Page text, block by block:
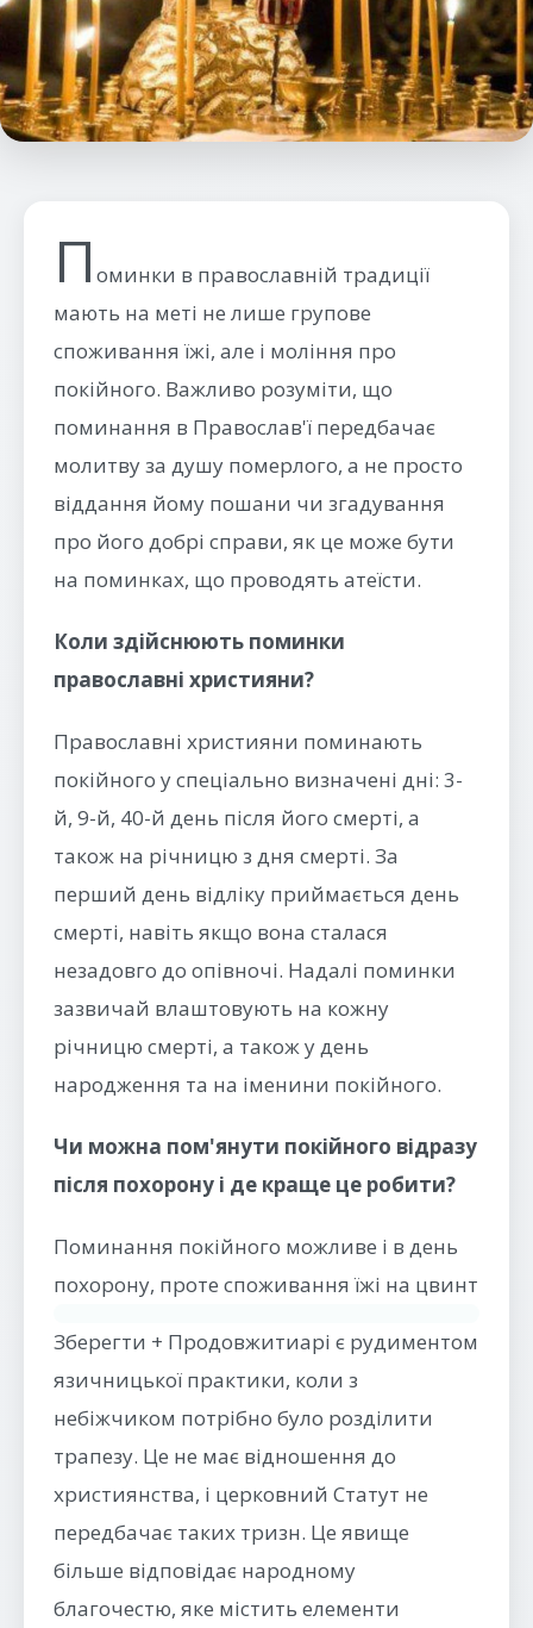
П оминки в православній традиції
мають на меті не лише групове
споживання їжі, але і моління про
покійного. Важливо розуміти, що
поминання в Православ'ї передбачає
молитву за душу померлого, а не просто
віддання йому пошани чи згадування
про його добрі справи, як це може бути
на поминках, що проводять атеїсти.
Коли здійснюють поминки
православні християни?
Православні християни поминають
покійного у спеціально визначені дні: 3-
й, 9-й, 40-й день після його смерті, а
також на річницю з дня смерті. За
перший день відліку приймається день
смерті, навіть якщо вона сталася
незадовго до опівночі. Надалі поминки
зазвичай влаштовують на кожну
річницю смерті, а також у день
народження та на іменини покійного.
Чи можна пом'янути покійного відразу
після похорону і де краще це робити?
Поминання покійного можливе і в день
похорону, проте споживання їжі на цвинт
Зберегти + Продовжитиарі є рудиментом
язичницької практики, коли з
небіжчиком потрібно було розділити
трапезу. Це не має відношення до
християнства, і церковний Статут не
передбачає таких тризн. Це явище
більше відповідає народному
благочестю, яке містить елементи